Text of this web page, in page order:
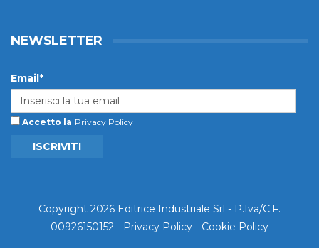
NEWSLETTER
Email*
Accetto la Privacy Policy
ISCRIVITI
Copyright 2026 Editrice Industriale Srl - P.Iva/C.F.
00926150152 - Privacy Policy - Cookie Policy